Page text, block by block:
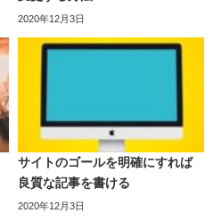
2020年12月3日
サイトのゴールを明確にすれば
良質な記事を書ける
2020年12月3日